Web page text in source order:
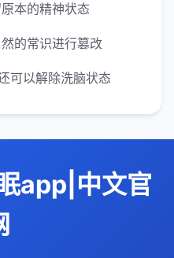
本的精神状态
的常识进行篡改
可以解除洗脑状态
app|中文官